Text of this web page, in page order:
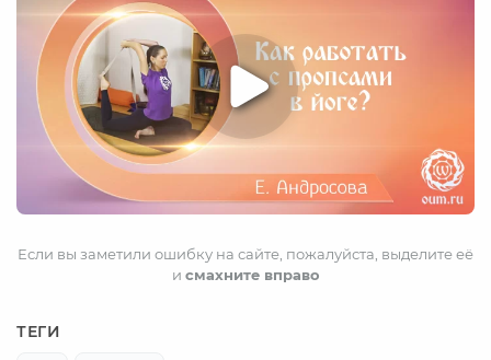
Если вы заметили ошибку на сайте, пожалуйста, выделите её
и смахните вправо
ТЕГИ